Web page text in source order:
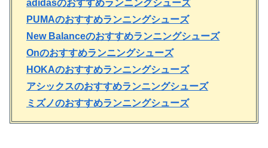
adidasのおすすめランニングシューズ
PUMAのおすすめランニングシューズ
New Balanceのおすすめランニングシューズ
Onのおすすめランニングシューズ
HOKAのおすすめランニングシューズ
アシックスのおすすめランニングシューズ
ミズノのおすすめランニングシューズ